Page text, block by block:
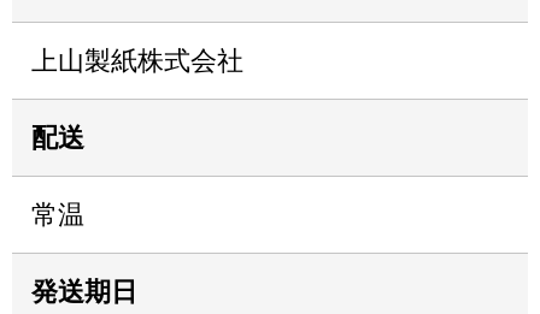
上山製紙株式会社
配送
常温
発送期日